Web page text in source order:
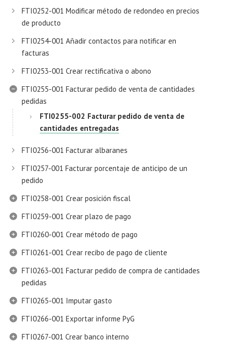
FTI0252-001 Modificar método de redondeo en precios
de producto
FTI0254-001 Añadir contactos para notificar en
facturas
FTI0253-001 Crear rectificativa o abono
FTI0255-001 Facturar pedido de venta de cantidades
pedidas
FTI0255-002 Facturar pedido de venta de
cantidades entregadas
FTI0256-001 Facturar albaranes
FTI0257-001 Facturar porcentaje de anticipo de un
pedido
FTI0258-001 Crear posición fiscal
FTI0259-001 Crear plazo de pago
FTI0260-001 Crear método de pago
FTI0261-001 Crear recibo de pago de cliente
FTI0263-001 Facturar pedido de compra de cantidades
pedidas
FTI0265-001 Imputar gasto
FTI0266-001 Exportar informe PyG
FTI0267-001 Crear banco interno